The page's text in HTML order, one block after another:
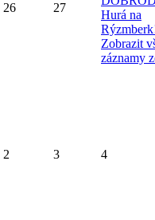
26 27
Hurá na
Zobrazit
záznamy
2 3 4